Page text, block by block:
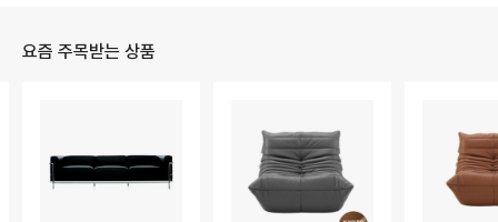
요즘 주목받는 상품